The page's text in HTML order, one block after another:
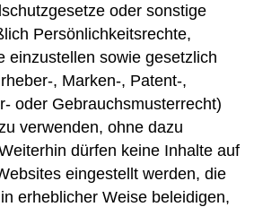
oder sonstige
Persönlichkeitsrechte,
einzustellen sowie gesetzlich
, Marken-, Patent-,
oder Gebrauchsmusterrecht)
verwenden, ohne dazu
dürfen keine Inhalte auf
eingestellt werden, die
erheblicher Weise beleidigen,